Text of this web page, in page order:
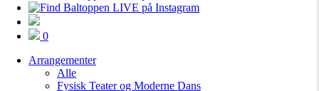
0
Arrangementer
Alle
Fysisk Teater og Moderne Dans